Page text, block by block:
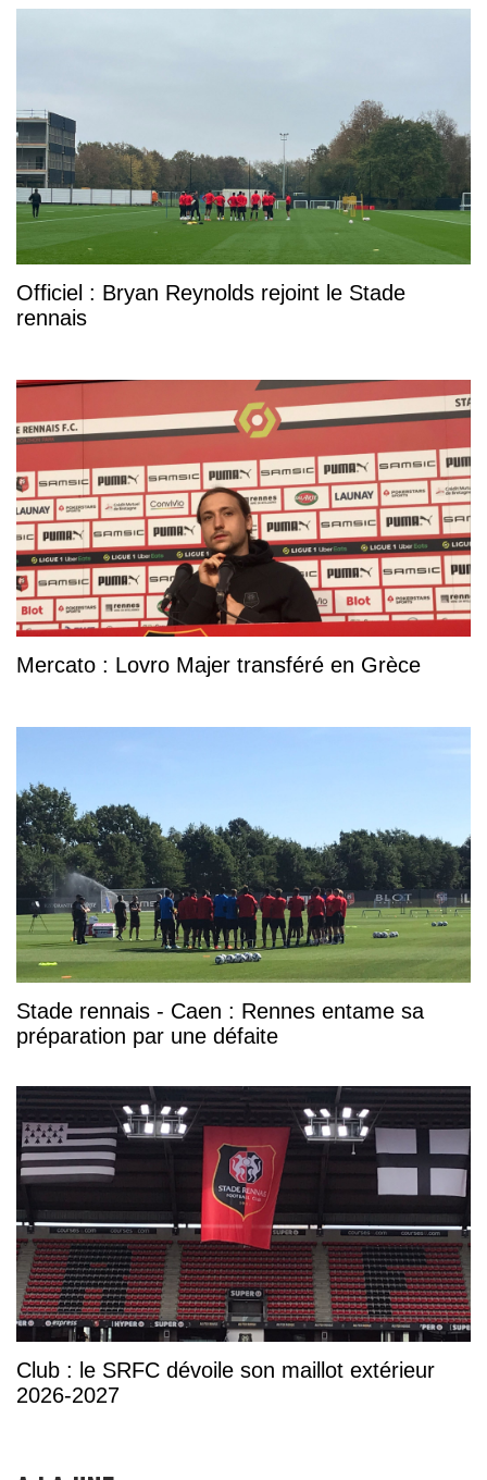
Officiel : Bryan Reynolds rejoint le Stade
rennais
Mercato : Lovro Majer transféré en Grèce
Stade rennais - Caen : Rennes entame sa
préparation par une défaite
Club : le SRFC dévoile son maillot extérieur
2026-2027